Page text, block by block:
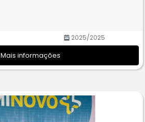
2025/2025
Mais informações